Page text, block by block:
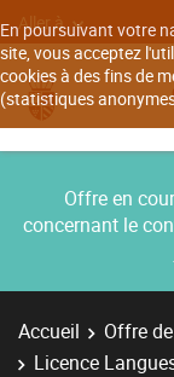
En poursuivant votre
site, vous acceptez
cookies à des fins de
(statistiques
Aller à
Offre en
concernant le
Accueil Offre
Licence